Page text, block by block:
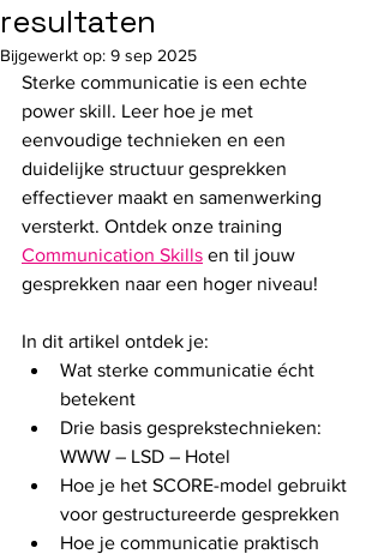
resultaten
Bijgewerkt op: 9 sep 2025
Sterke communicatie is een echte
power skill. Leer hoe je met
eenvoudige technieken en een
duidelijke structuur gesprekken
effectiever maakt en samenwerking
versterkt. Ontdek onze training
Communication Skills en til jouw
gesprekken naar een hoger niveau!
In dit artikel ontdek je:
Wat sterke communicatie écht
betekent
Drie basis gesprekstechnieken:
WWW – LSD – Hotel
Hoe je het SCORE-model gebruikt
voor gestructureerde gesprekken
Hoe je communicatie praktisch